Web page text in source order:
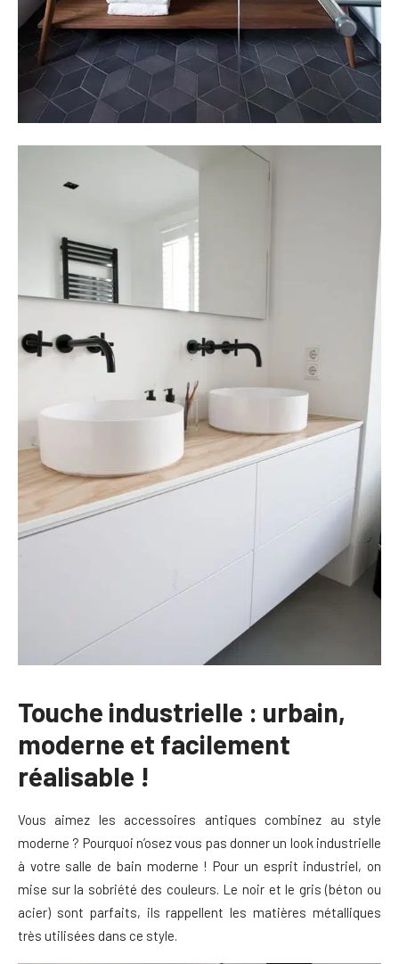
Touche industrielle : urbain,
moderne et facilement
réalisable !
Vous aimez les accessoires antiques combinez au style
moderne ? Pourquoi n’osez vous pas donner un look industrielle
à votre salle de bain moderne ! Pour un esprit industriel, on
mise sur la sobriété des couleurs. Le noir et le gris (béton ou
acier) sont parfaits, ils rappellent les matières métalliques
très utilisées dans ce style.